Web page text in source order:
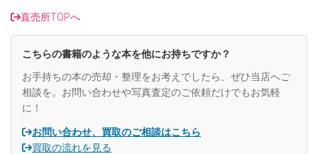
直売所TOPへ
こちらの書籍のような本を他にお持ちですか？
お手持ちの本の売却・整理をお考えでしたら、ぜひ当店へご
相談を。お問い合わせや写真査定のご依頼だけでもお気軽
に！
お問い合わせ、買取のご相談はこちら
買取の流れを見る